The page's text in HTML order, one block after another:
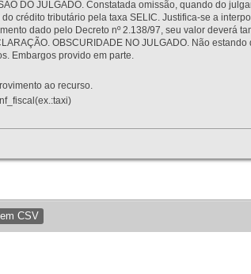
DO JULGADO. Constatada omissão, quando do
crédito tributário pela taxa SELIC. Justifica-se a
dado pelo Decreto nº 2.138/97, seu valor deverá
OBSCURIDADE NO JULGADO. Não
Embargos provido em parte.
ao recurso.
em CSV